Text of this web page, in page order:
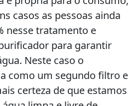
casos as pessoas ainda
nesse tratamento e
para garantir
Neste caso o
como um segundo filtro e
certeza de que estamos